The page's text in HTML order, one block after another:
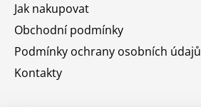
Jak nakupovat
Obchodní podmínky
Podmínky ochrany osobních údajů
Kontakty